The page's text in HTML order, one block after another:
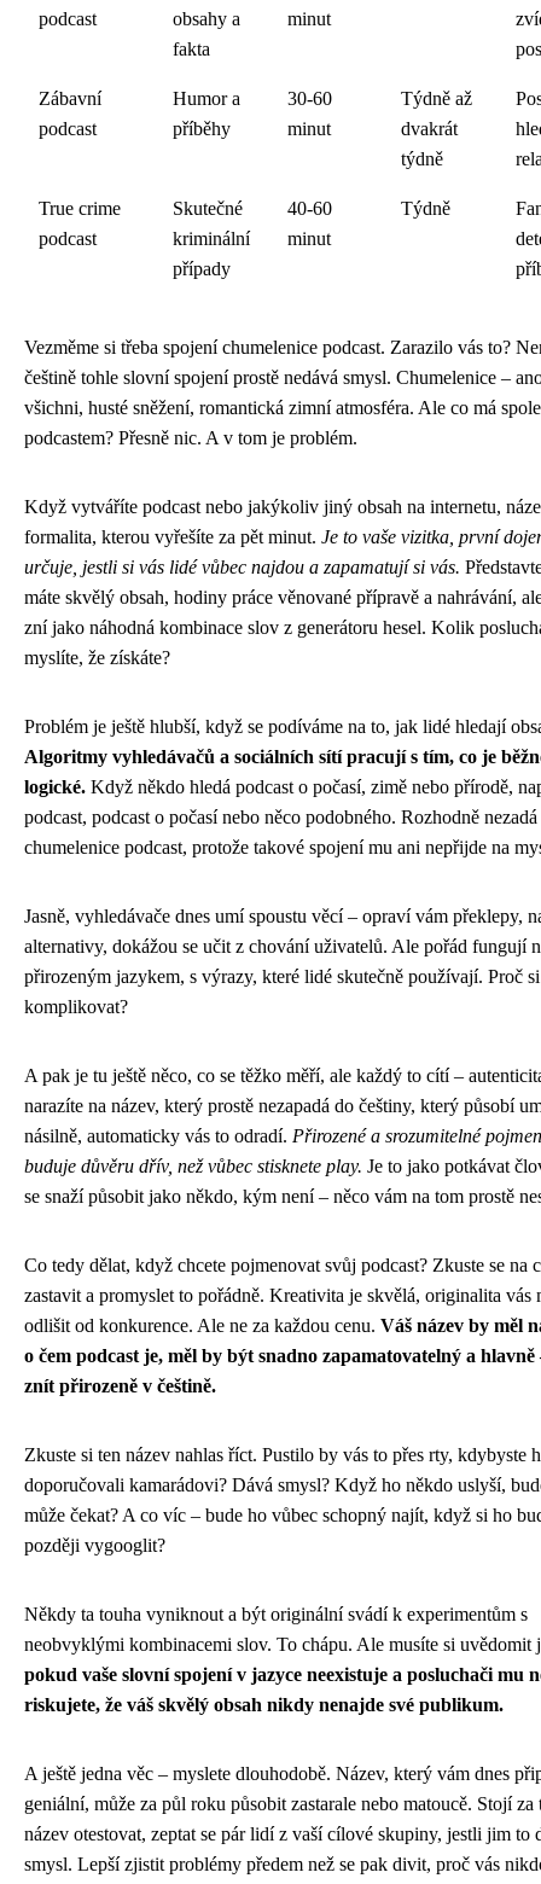
podcast
obsahy a
fakta
minut
Zábavní
podcast
Humor a
příběhy
30-60
minut
Týdně až
dvakrát
týdně
True crime
podcast
Skutečné
kriminální
případy
40-60
minut
Týdně
Vezměme si třeba spojení chumelenice podcast. Zarazilo vás to?
češtině tohle slovní spojení prostě nedává smysl. Chumelenice –
všichni, husté sněžení, romantická zimní atmosféra. Ale co má
podcastem? Přesně nic. A v tom je problém.
Když vytváříte podcast nebo jakýkoliv jiný obsah na internetu,
formalita, kterou vyřešíte za pět minut. Je to vaše vizitka, první
určuje, jestli si vás lidé vůbec najdou a zapamatují si vás.
máte skvělý obsah, hodiny práce věnované přípravě a nahrávání,
zní jako náhodná kombinace slov z generátoru hesel. Kolik
myslíte, že získáte?
Problém je ještě hlubší, když se podíváme na to, jak lidé hledají
Algoritmy vyhledávačů a sociálních sítí pracují s tím, co je
logické. Když někdo hledá podcast o počasí, zimě nebo přírodě,
podcast, podcast o počasí nebo něco podobného. Rozhodně nezadá
chumelenice podcast, protože takové spojení mu ani nepřijde na
Jasně, vyhledávače dnes umí spoustu věcí – opraví vám překlepy,
alternativy, dokážou se učit z chování uživatelů. Ale pořád fungují
přirozeným jazykem, s výrazy, které lidé skutečně používají. Proč
komplikovat?
A pak je tu ještě něco, co se těžko měří, ale každý to cítí –
narazíte na název, který prostě nezapadá do češtiny, který působí
násilně, automaticky vás to odradí. Přirozené a srozumitelné
buduje důvěru dřív, než vůbec stisknete play. Je to jako potkávat
se snaží působit jako někdo, kým není – něco vám na tom prostě
Co tedy dělat, když chcete pojmenovat svůj podcast? Zkuste se na
zastavit a promyslet to pořádně. Kreativita je skvělá, originalita vás
odlišit od konkurence. Ale ne za každou cenu. Váš název by měl
o čem podcast je, měl by být snadno zapamatovatelný a hlavně
znít přirozeně v češtině.
Zkuste si ten název nahlas říct. Pustilo by vás to přes rty, kdybyste
doporučovali kamarádovi? Dává smysl? Když ho někdo uslyší,
může čekat? A co víc – bude ho vůbec schopný najít, když si ho
později vygooglit?
Někdy ta touha vyniknout a být originální svádí k experimentům s
neobvyklými kombinacemi slov. To chápu. Ale musíte si uvědomit
pokud vaše slovní spojení v jazyce neexistuje a posluchači mu
riskujete, že váš skvělý obsah nikdy nenajde své publikum.
A ještě jedna věc – myslete dlouhodobě. Název, který vám dnes
geniální, může za půl roku působit zastarale nebo matoucě. Stojí za
název otestovat, zeptat se pár lidí z vaší cílové skupiny, jestli jim to
smysl. Lepší zjistit problémy předem než se pak divit, proč vás